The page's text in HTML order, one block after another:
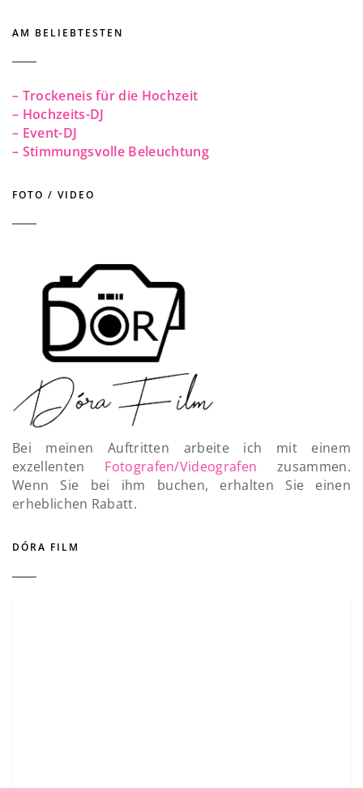
AM BELIEBTESTEN
– Trockeneis für die Hochzeit
– Hochzeits-DJ
– Event-DJ
– Stimmungsvolle Beleuchtung
FOTO / VIDEO
Bei meinen Auftritten arbeite ich mit einem
exzellenten Fotografen/Videografen zusammen.
Wenn Sie bei ihm buchen, erhalten Sie einen
erheblichen Rabatt.
DÓRA FILM